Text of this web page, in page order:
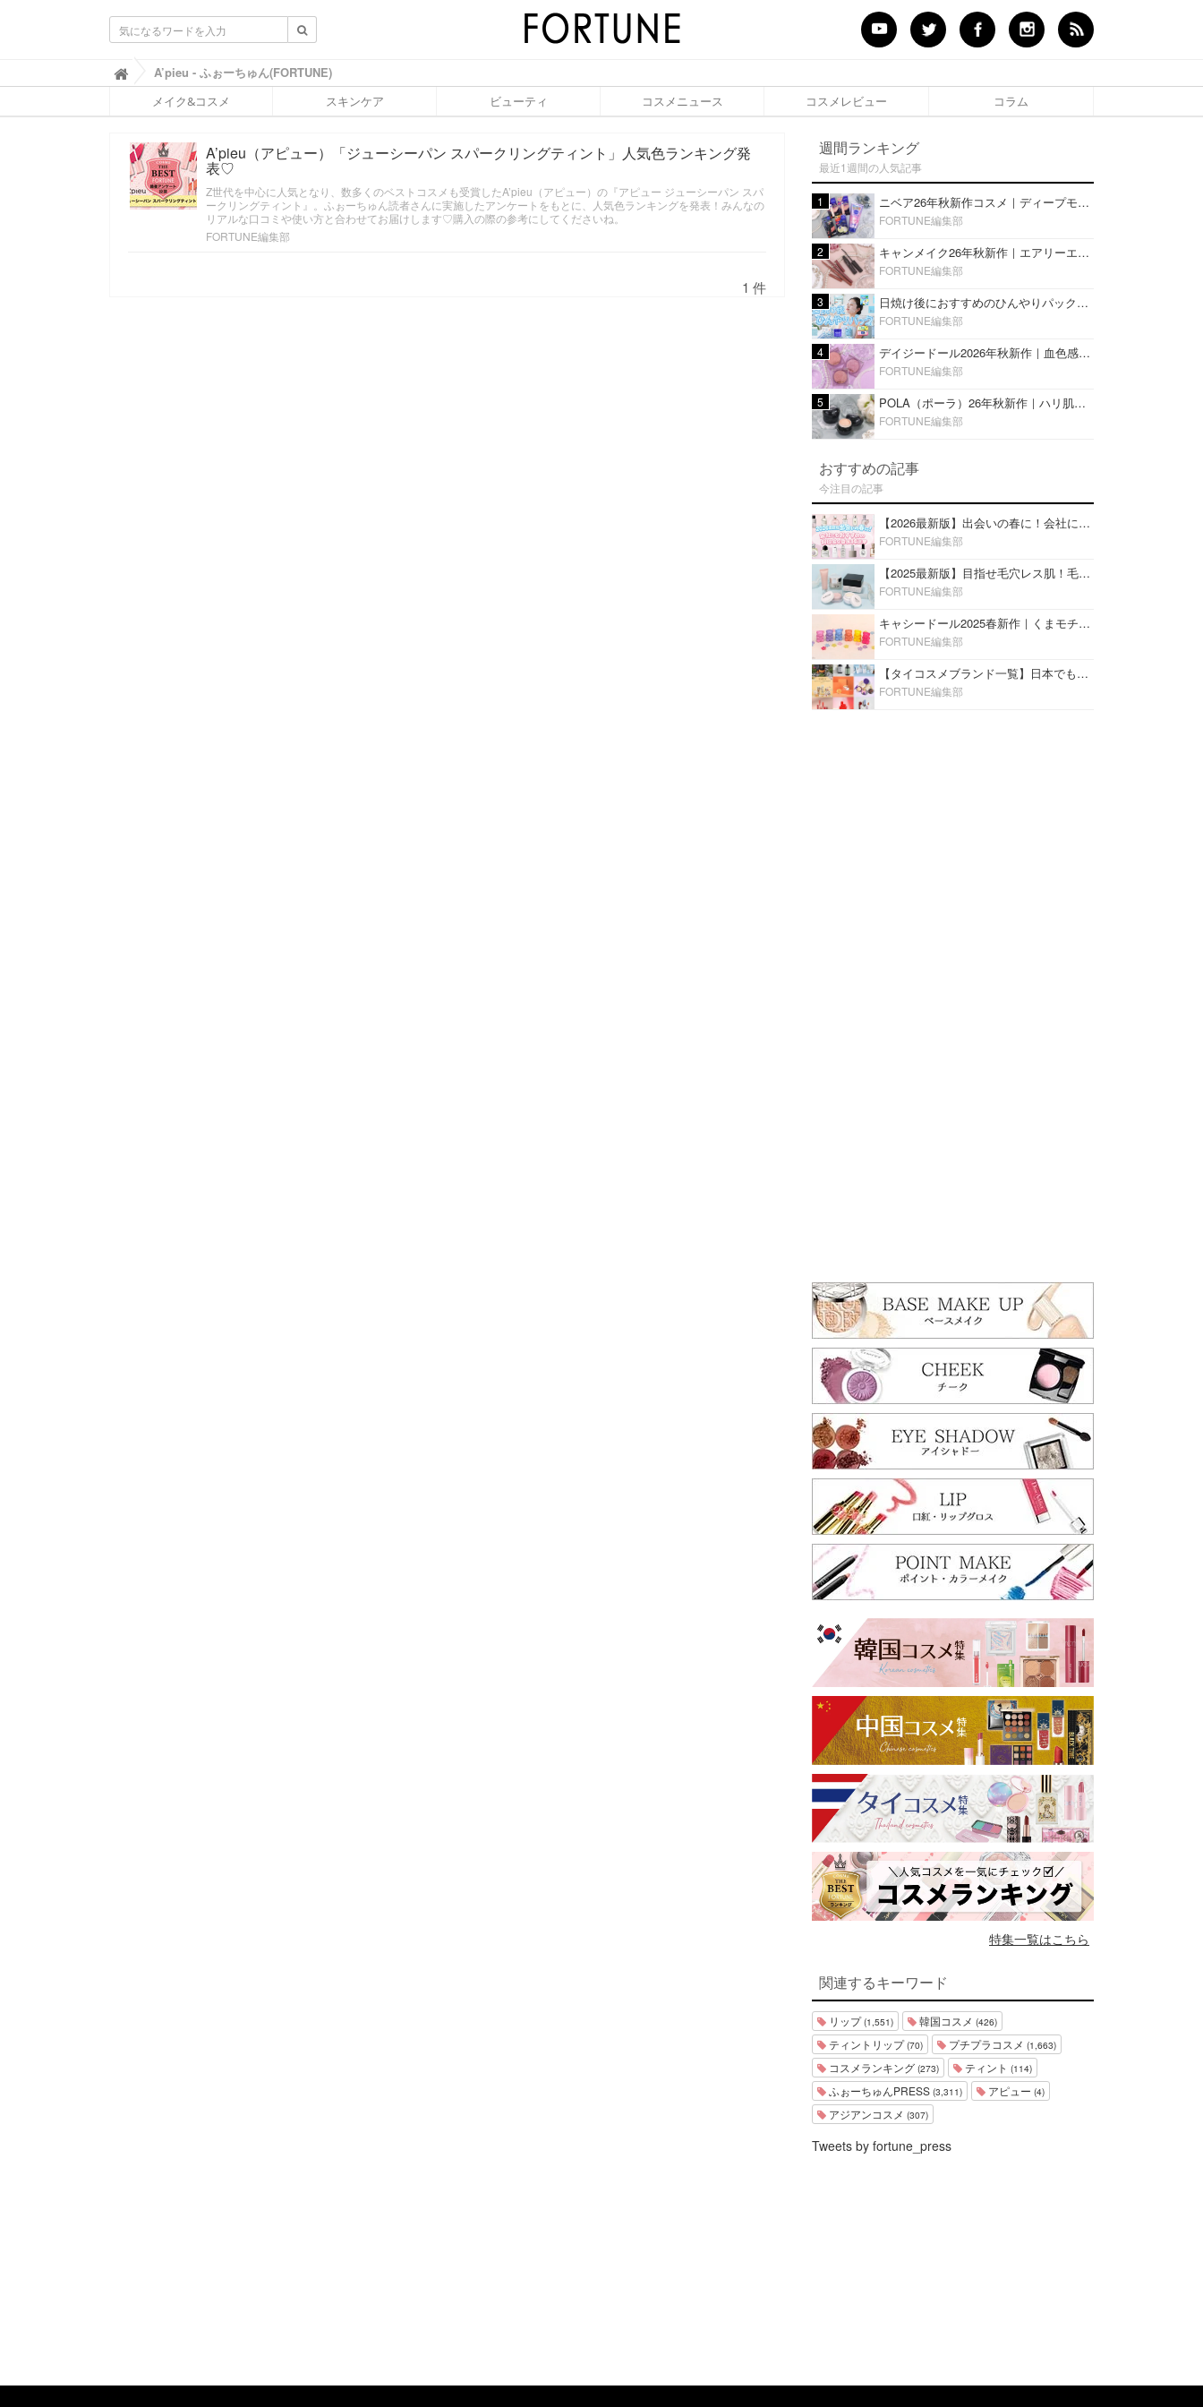
ふ
ぉ
ち
ん
(
F
O
A’pieu - ふぉーちゅん(FORTUNE)
メイク&コスメ スキンケア ビューティ コスメニュース コスメレビュー コラム
A’pieu（アピュー）「ジューシーパン スパークリングティント」人気色ランキング発
表♡
Z世代を中心に人気となり、数多くのベストコスメも受賞したA’pieu（アピュー）の『アピュー ジューシーパン スパ
ークリングティント』。ふぉーちゅん読者さんに実施したアンケートをもとに、人気色ランキングを発表！みんなの
リアルな口コミや使い方と合わせてお届けします♡購入の際の参考にしてくださいね。
FORTUNE編集部
1 件
週間ランキング
最近1週間の人気記事
1 ニベア26年秋新作コスメ｜ディープモイスチャーリップの美容液タイプや2in1ボディクリームスクラブも
FORTUNE編集部
2 キャンメイク26年秋新作｜エアリーエクステンションライナー＆カールスナイパーマスカラ新色をレビュー
FORTUNE編集部
3 日焼け後におすすめのひんやりパック14選｜暑い夏にぴったりな冷凍／鎮静／うるおいチャージマスクを紹介
FORTUNE編集部
4 デイジードール2026年秋新作｜血色感が可愛い♡『パウダー ブラッシュ ブルーム』新3色をレビュー
FORTUNE編集部
5 POLA（ポーラ）26年秋新作｜ハリ肌を叶える『B.A デイ プランプ ファンデーション』を口コミ
FORTUNE編集部
おすすめの記事
今注目の記事
【2026最新版】出会いの春に！会社にもおすすめの好印象な香水14選♡ビジネスの場での香水マナーも
FORTUNE編集部
【2025最新版】目指せ毛穴レス肌！毛穴を埋めて隠す「おすすめ部分用下地＆プライマー」ランキング♡
FORTUNE編集部
キャシードール2025春新作｜くまモチーフのミニリップ「シャイニーベア リップモイスト」をレビュー♡
FORTUNE編集部
【タイコスメブランド一覧】日本でも人気沸騰中の“タイコスメ”ブランド20選！
FORTUNE編集部
特集一覧はこちら
関連するキーワード
リップ(1,551) 韓国コスメ (426)
ティントリップ(70) プチプラコスメ (1,663)
コスメランキング (273) ティント (114)
ふぉーちゅんPRESS (3,311) アピュー (4)
アジアンコスメ (307)
Tweets by fortune_press